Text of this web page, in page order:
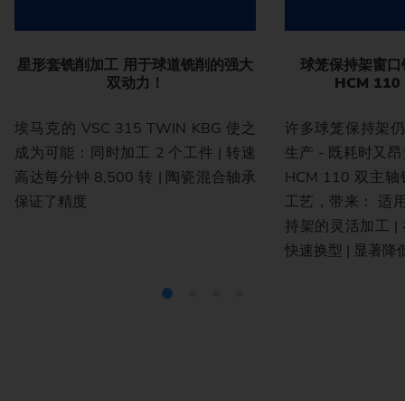
星形套铣削加工 用于球道铣削的强大
双动力！
埃马克的 VSC 315 TWIN KBG 使之
成为可能：同时加工 2 个工件 | 转速
高达每分钟 8,500 转 | 陶瓷混合轴承
保证了精度
球笼保持架窗
HCM 110
许多球笼保持架
生产 - 既耗时又
HCM 110 双主
工艺，带来： 适
持架的灵活加工 |
快速换型 | 显著降